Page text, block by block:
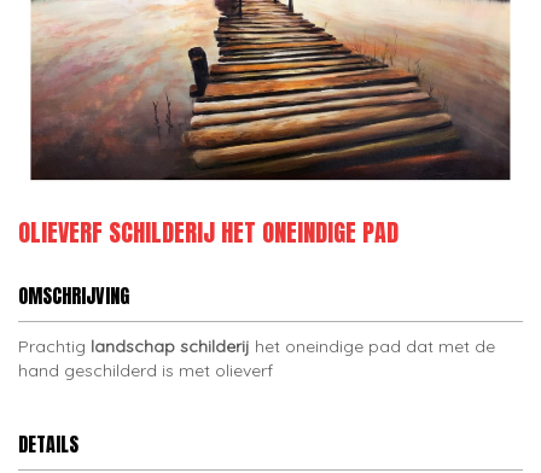
OLIEVERF SCHILDERIJ HET ONEINDIGE PAD
OMSCHRIJVING
Prachtig landschap schilderij het oneindige pad dat met de
hand geschilderd is met olieverf
DETAILS